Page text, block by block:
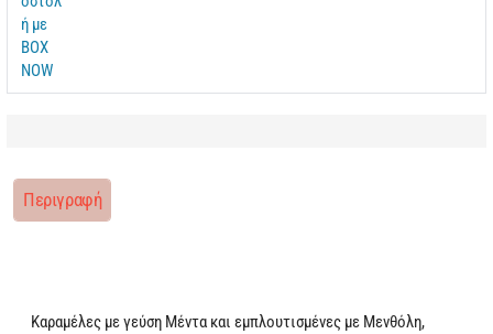
Περιγραφή
Καραμέλες με γεύση Μέντα και εμπλουτισμένες με Μενθόλη,